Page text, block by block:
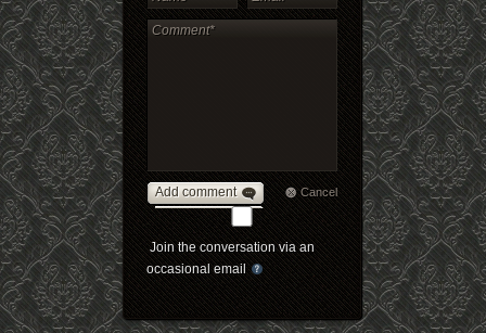
Add comment Cancel
Join the conversation via an
occasional email